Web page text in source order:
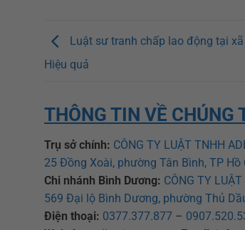
Luật sư tranh chấp lao động tại
Hiệu quả
THÔNG TIN VỀ CHÚNG
Trụ sở chính: CÔNG TY LUẬT TNHH
25 Đồng Xoài, phường Tân Bình, TP Hồ
Chi nhánh Bình Dương: CÔNG TY
569 Đại lộ Bình Dương, phường Thủ
Điện thoại: 0377.377.877 –